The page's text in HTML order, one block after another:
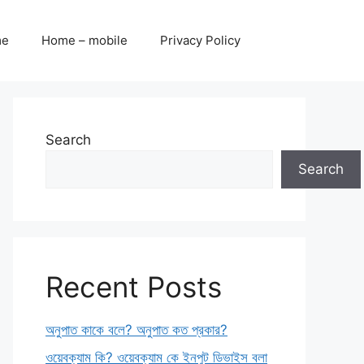
Home – mobile Privacy Policy
Search
Search
Recent Posts
অনুপাত কাকে বলে? অনুপাত কত প্রকার?
ওয়েবক্যাম কি? ওয়েবক্যাম কে ইনপুট ডিভাইস বলা